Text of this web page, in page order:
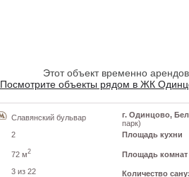
Этот объект временно
Посмотрите объекты рядом в ЖК
Славянский бульвар
2
72 м2
3 из 22
г. Одинцово,
парк)
Площадь кухни
Площадь комнат
Количество